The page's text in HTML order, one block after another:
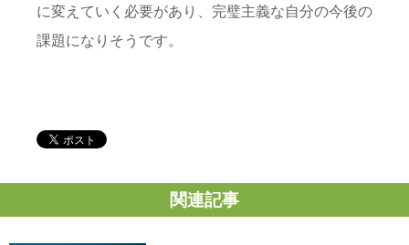
に変えていく必要があり、完璧主義な自分の今後の
課題になりそうです。
関連記事